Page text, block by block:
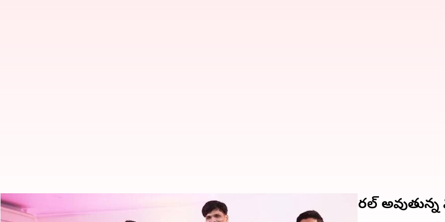
Narendra Modi: గేమింగ్ కమ్యూనిటీని కలుసుకున్న ప్రధాని.. వైరల్